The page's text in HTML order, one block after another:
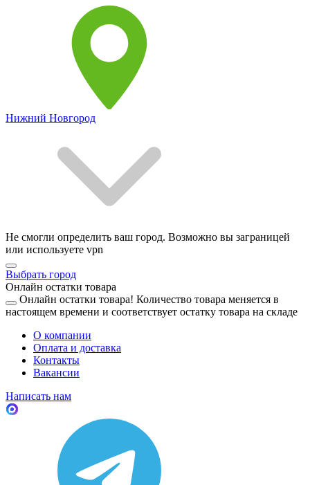
Нижний Новгород
Не смогли определить ваш город. Возможно вы заграницей
или используете vpn
Выбрать город
Онлайн остатки товара
Онлайн остатки товара! Количество товара меняется в
настоящем времени и соответствует остатку товара на складе
О компании
Оплата и доставка
Контакты
Вакансии
Написать нам